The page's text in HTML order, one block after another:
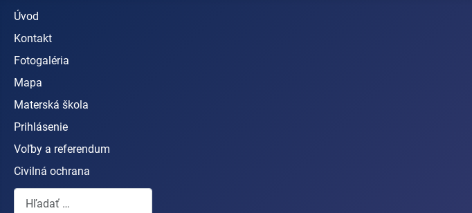
Úvod
Kontakt
Fotogaléria
Mapa
Materská škola
Prihlásenie
Voľby a referendum
Civilná ochrana
Hľadať...